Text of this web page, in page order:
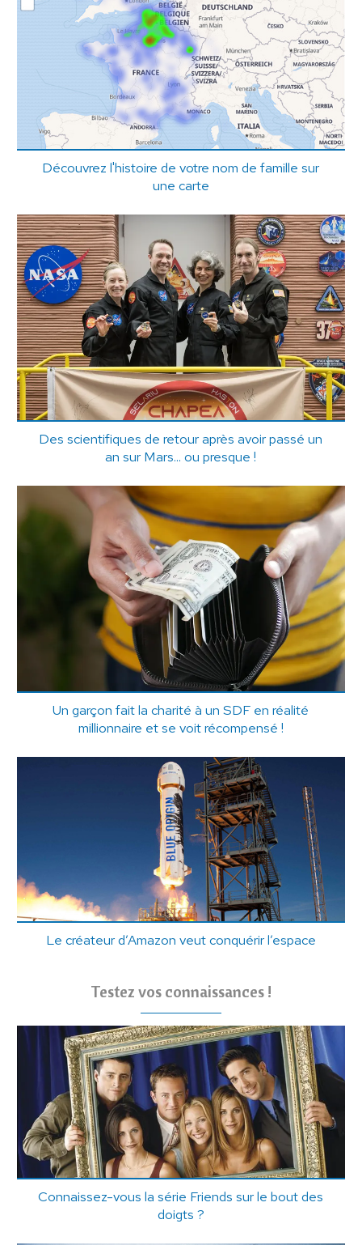
Découvrez l'histoire de votre nom de famille sur
une carte
Des scientifiques de retour après avoir passé un
an sur Mars... ou presque !
Un garçon fait la charité à un SDF en réalité
millionnaire et se voit récompensé !
Le créateur d’Amazon veut conquérir l’espace
Testez vos connaissances !
Connaissez-vous la série Friends sur le bout des
doigts ?